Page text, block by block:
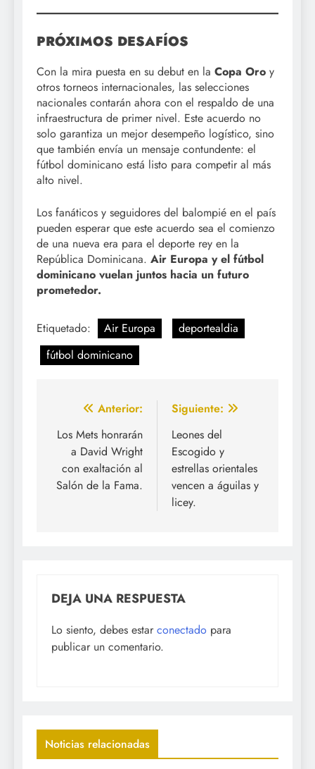
PRÓXIMOS DESAFÍOS
Con la mira puesta en su debut en la Copa Oro y
otros torneos internacionales, las selecciones
nacionales contarán ahora con el respaldo de una
infraestructura de primer nivel. Este acuerdo no
solo garantiza un mejor desempeño logístico, sino
que también envía un mensaje contundente: el
fútbol dominicano está listo para competir al más
alto nivel.
Los fanáticos y seguidores del balompié en el país
pueden esperar que este acuerdo sea el comienzo
de una nueva era para el deporte rey en la
República Dominicana. Air Europa y el fútbol
dominicano vuelan juntos hacia un futuro
prometedor.
Etiquetado: Air Europa
deportealdia
fútbol dominicano
Navegación
de
entradas
Anterior:
Los Mets honrarán
a David Wright
con exaltación al
Salón de la Fama.
Siguiente:
Leones del
Escogido y
estrellas orientales
vencen a águilas y
licey.
DEJA UNA RESPUESTA
Lo siento, debes estar conectado para
publicar un comentario.
Noticias relacionadas